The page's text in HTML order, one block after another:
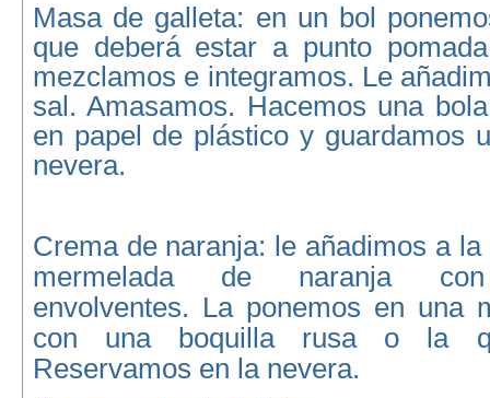
Masa de galleta: en un bol
que deberá estar a punto
mezclamos e integramos. Le
sal. Amasamos. Hacemos una
en papel de plástico y guardamos
nevera.
Crema de naranja: le añadimos a
mermelada de naranja con
envolventes. La ponemos en una
con una boquilla rusa o la
Reservamos en la nevera.